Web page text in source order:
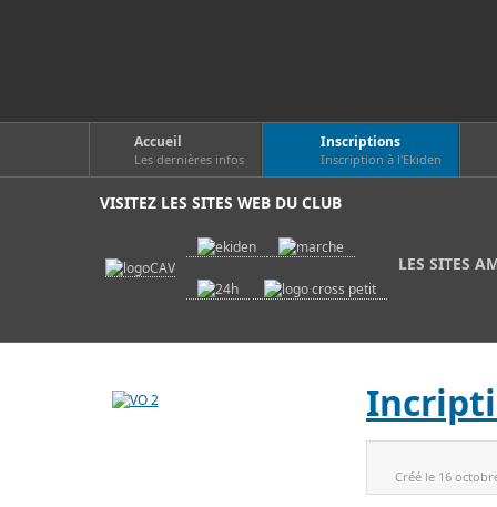
Accueil
Les dernières infos
Inscriptions
Inscription à l'Ekiden
VISITEZ LES SITES WEB DU CLUB
LES SITES
Créé le 16